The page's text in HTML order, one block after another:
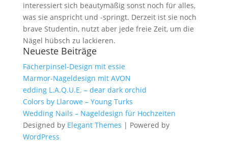
interessiert sich beautymäßig sonst noch für alles,
was sie anspricht und -springt. Derzeit ist sie noch
brave Studentin, nutzt aber jede freie Zeit, um die
Nägel hübsch zu lackieren.
Neueste Beiträge
Fächerpinsel-Design mit essie
Marmor-Nageldesign mit AVON
edding L.A.Q.U.E. – dear dark orchid
Colors by Llarowe – Young Turks
Wedding Nails – Nageldesign für Hochzeiten
Designed by Elegant Themes | Powered by
WordPress